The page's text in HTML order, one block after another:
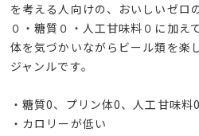
を考える人向けの、おいしいゼロ
０・糖質０・人工甘味料０に加え
体を気づかいながらビール類を楽
ジャンルです。
・糖質0、プリン体0、人工甘味
・カロリーが低い